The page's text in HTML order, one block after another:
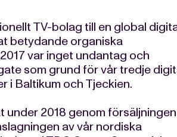
TV-bolag till en global
betydande organiska
var inget undantag och
som grund för vår tredje
i Baltikum och Tjeckien.
2018 genom
av vår nordiska